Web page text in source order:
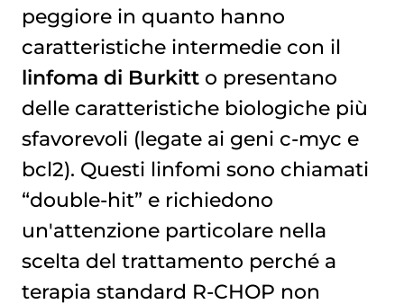
peggiore in quanto hanno
caratteristiche intermedie con il
linfoma di Burkitto presentano
delle caratteristiche biologiche più
sfavorevoli (legate ai geni c-myc e
bcl2). Questi linfomi sono chiamati
“double-hit” e richiedono
un'attenzione particolare nella
scelta del trattamento perché a
terapia standard R-CHOP non